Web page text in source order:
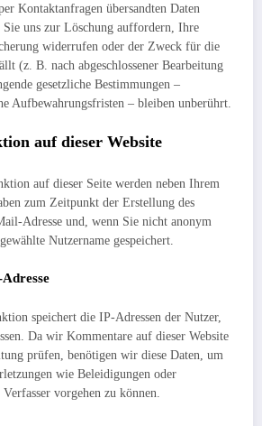
Kontaktanfragen übersandten Daten
uns zur Löschung auffordern, Ihre
widerrufen oder der Zweck für die
(z. B. nach abgeschlossener Bearbeitung
gesetzliche Bestimmungen –
Aufbewahrungsfristen – bleiben unberührt.
auf dieser Website
auf dieser Seite werden neben Ihrem
zum Zeitpunkt der Erstellung des
Adresse und, wenn Sie nicht anonym
Nutzername gespeichert.
speichert die IP-Adressen der Nutzer,
Da wir Kommentare auf dieser Website
prüfen, benötigen wir diese Daten, um
wie Beleidigungen oder
Verfasser vorgehen zu können.